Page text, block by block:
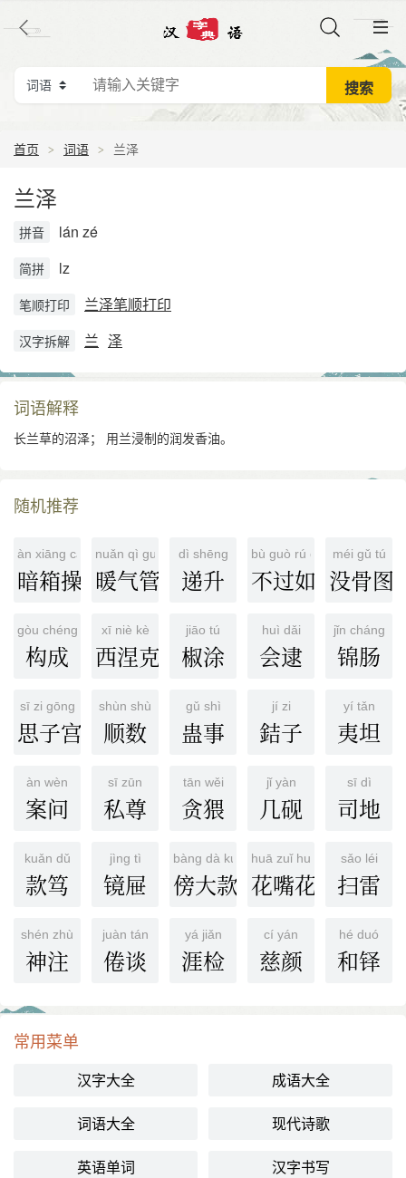
首页 词语 兰泽
兰泽
拼音 lán zé
简拼 lz
笔顺打印 兰泽笔顺打印
汉字拆解 兰 泽
词语解释
长兰草的沼泽； 用兰浸制的润发香油。
随机推荐
àn xiāng cāo zuò
暗箱操作
nuǎn qì guǎn
暖气管
dì shēng
递升
bù guò rú cǐ
不过如此
méi gǔ tú
没骨图
gòu chéng
构成
xī niè kè
西涅克
jiāo tú
椒涂
huì dǎi
会逮
jǐn cháng
锦肠
sī zi gōng
思子宫
shùn shù
顺数
gǔ shì
蛊事
jí zi
銡子
yí tǎn
夷坦
àn wèn
案问
sī zūn
私尊
tān wěi
贪猥
jǐ yàn
几砚
sī dì
司地
kuǎn dǔ
款笃
jìng tì
镜屉
bàng dà kuǎn
傍大款
huā zuǐ huā shé
花嘴花舌
sǎo léi
扫雷
shén zhù
神注
juàn tán
倦谈
yá jiǎn
涯检
cí yán
慈颜
hé duó
和铎
常用菜单
汉字大全 成语大全
词语大全 现代诗歌
英语单词 汉字书写